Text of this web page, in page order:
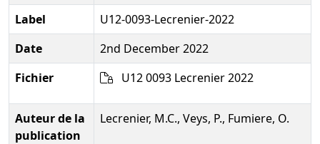
Label
U12-0093-Lecrenier-2022
Date
2nd December 2022
Fichier
U12 0093 Lecrenier 2022
Auteur de la
publication
Lecrenier, M.C., Veys, P., Fumiere, O.